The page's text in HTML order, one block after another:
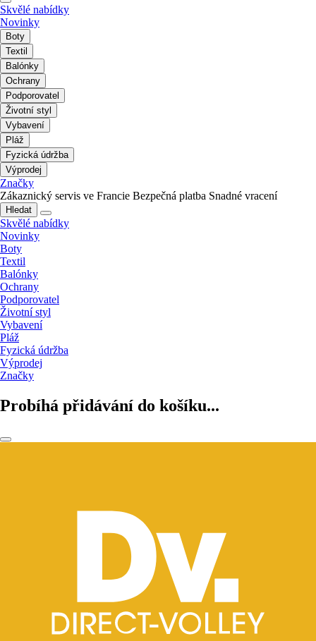
Skvělé nabídky
Novinky
Boty
Textil
Balónky
Ochrany
Podporovatel
Životní styl
Vybavení
Pláž
Fyzická údržba
Výprodej
Značky
Zákaznický servis ve Francie Bezpečná platba Snadné vracení
Hledat
Skvělé nabídky
Novinky
Boty
Textil
Balónky
Ochrany
Podporovatel
Životní styl
Vybavení
Pláž
Fyzická údržba
Výprodej
Značky
Probíhá přidávání do košíku...